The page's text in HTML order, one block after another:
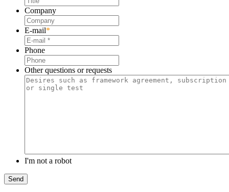
Company
E-mail*
Phone
Other questions or requests
I'm not a robot